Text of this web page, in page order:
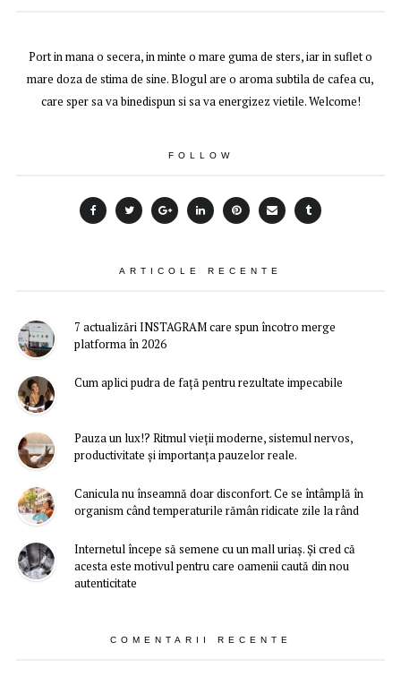
Port in mana o secera, in minte o mare guma de sters, iar in suflet o
mare doza de stima de sine. Blogul are o aroma subtila de cafea cu,
care sper sa va binedispun si sa va energizez vietile. Welcome!
FOLLOW
ARTICOLE RECENTE
7 actualizări INSTAGRAM care spun încotro merge
platforma în 2026
Cum aplici pudra de față pentru rezultate impecabile
Pauza un lux!? Ritmul vieții moderne, sistemul nervos,
productivitate și importanța pauzelor reale.
Canicula nu înseamnă doar disconfort. Ce se întâmplă în
organism când temperaturile rămân ridicate zile la rând
Internetul începe să semene cu un mall uriaș. Și cred că
acesta este motivul pentru care oamenii caută din nou
autenticitate
COMENTARII RECENTE